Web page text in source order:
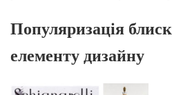
Популяризація
елементу дизайну